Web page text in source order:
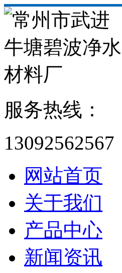
服务热线：
13092562567
网站首页
关于我们
产品中心
新闻资讯